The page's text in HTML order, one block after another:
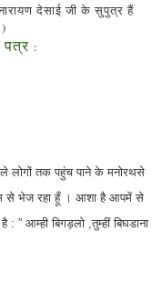
देसाई जी के सुपुत्र हैं
पत्र :
लोगों तक पहुंच पाने के मनोरथसे
से भेज रहा हूँ । आशा है आपमें से
” आम्ही बिगड़लो ,तुम्हीं बिघडाना